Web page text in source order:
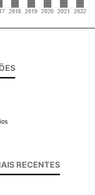
RECENTES